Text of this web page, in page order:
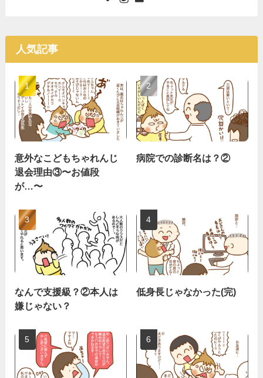
人気記事
意外なこどもちゃれんじ
退会理由③〜お値段
が…〜
病院での診断名は？②
なんで支援級？②本人は
嫌じゃない？
低身長じゃなかった(完)